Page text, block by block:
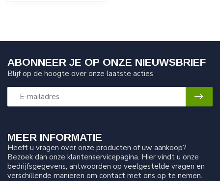
MEER INFORMATIE
Heeft u vragen over onze producten of uw aankoop?
Bezoek dan onze klantenservicepagina. Hier vindt u onze
bedrijfsgegevens, antwoorden op veelgestelde vragen en
verschillende manieren om contact met ons op te nemen.
ABONNEER JE OP ONZE NIEUWSBRIEF
Blijf op de hoogte over onze laatste acties